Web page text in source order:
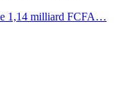
1,14 milliard FCFA…